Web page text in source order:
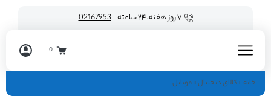
۷ روز هفته، ۲۴ ساعته 02167953
0
خانه کالای دیجیتال موبایل